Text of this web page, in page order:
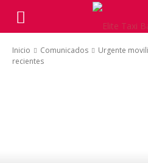
Inicio Comunicados
Urgente
recientes